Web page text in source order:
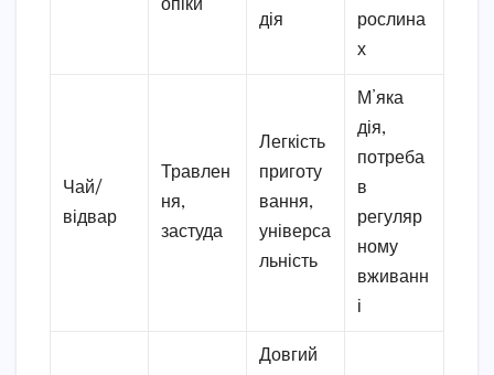
опіки
дія
рослина
х
Чай/
відвар
Травлен
ня,
застуда
Легкість
приготу
вання,
універса
льність
М’яка
дія,
потреба
в
регуляр
ному
вживанн
і
Довгий